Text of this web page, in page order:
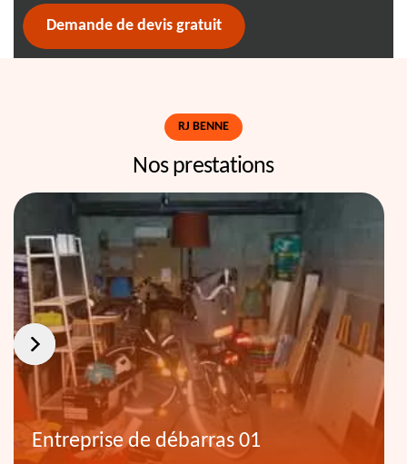
Demande de devis gratuit
RJ BENNE
Nos prestations
Entreprise de débarras 01